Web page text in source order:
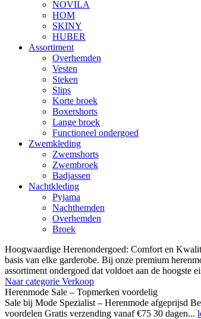
NOVILA
HOM
SKINY
HUBER
Assortiment
Overhemden
Vesten
Steken
Slips
Korte broek
Boxershorts
Lange broek
Functioneel ondergoed
Zwemkleding
Zwemshorts
Zwembroek
Badjassen
Nachtkleding
Pyjama
Nachthemden
Overhemden
Broek
Hoogwaardige Herenondergoed: Comfort en
basis van elke garderobe. Bij onze premium
assortiment ondergoed dat voldoet aan de hoogste
Naar categorie Verkoop
Herenmode Sale – Topmerken voordelig
Sale bij Mode Spezialist – Herenmode afgeprijsd
voordelen Gratis verzending vanaf €75 30 dagen...